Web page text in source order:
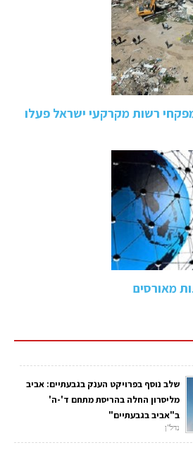
רשות מקרקעי ישראל פעלו
מאורסים
שלב נוסף בפרויקט הענק בגבעתיים: אביב
מליסרון החלה בהריסת מתחם ד'-ה'
ב"אביב בגבעתיים"
נדל"ן